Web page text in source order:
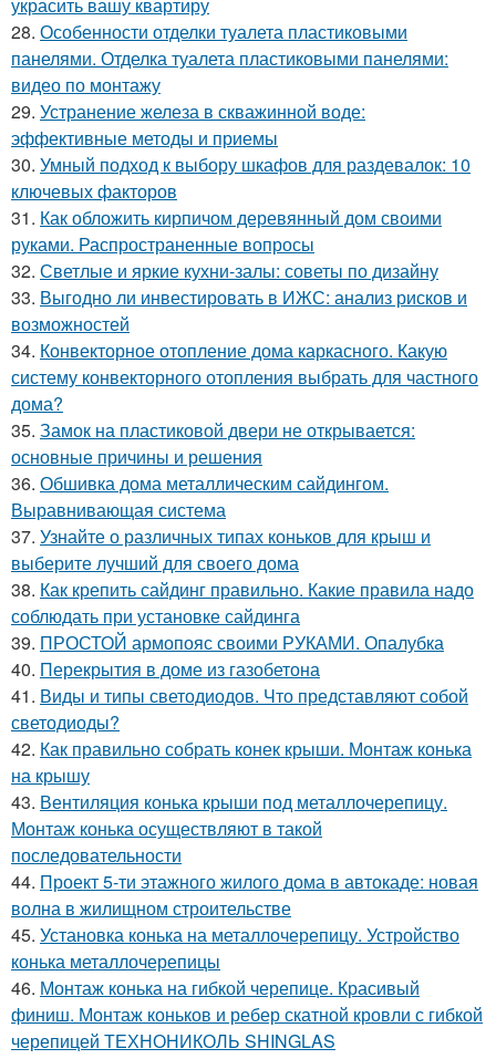
28. Особенности отделки туалета пластиковыми
панелями. Отделка туалета пластиковыми панелями:
видео по монтажу
29. Устранение железа в скважинной воде:
эффективные методы и приемы
30. Умный подход к выбору шкафов для раздевалок: 10
ключевых факторов
31. Как обложить кирпичом деревянный дом своими
руками. Распространенные вопросы
32. Светлые и яркие кухни-залы: советы по дизайну
33. Выгодно ли инвестировать в ИЖС: анализ рисков и
возможностей
34. Конвекторное отопление дома каркасного. Какую
систему конвекторного отопления выбрать для частного
дома?
35. Замок на пластиковой двери не открывается:
основные причины и решения
36. Обшивка дома металлическим сайдингом.
Выравнивающая система
37. Узнайте о различных типах коньков для крыш и
выберите лучший для своего дома
38. Как крепить сайдинг правильно. Какие правила надо
соблюдать при установке сайдинга
39. ПРОСТОЙ армопояс своими РУКАМИ. Опалубка
40. Перекрытия в доме из газобетона
41. Виды и типы светодиодов. Что представляют собой
светодиоды?
42. Как правильно собрать конек крыши. Монтаж конька
на крышу
43. Вентиляция конька крыши под металлочерепицу.
Монтаж конька осуществляют в такой
последовательности
44. Проект 5-ти этажного жилого дома в автокаде: новая
волна в жилищном строительстве
45. Установка конька на металлочерепицу. Устройство
конька металлочерепицы
46. Монтаж конька на гибкой черепице. Красивый
финиш. Монтаж коньков и ребер скатной кровли с гибкой
черепицей ТЕХНОНИКОЛЬ SHINGLAS